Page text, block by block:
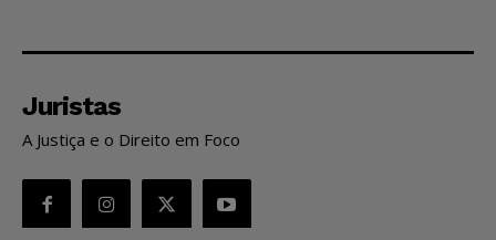
Juristas
A Justiça e o Direito em Foco